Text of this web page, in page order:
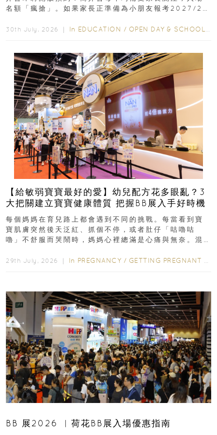
名額「瘋搶」。如果家長正準備為小朋友報考2027/28
30th July, 2026 ｜ In EDUCATION / OPEN DAY & SCHOOL EVENTS
【給敏弱寶寶最好的愛】幼兒配方花多眼亂？3
大把關建立寶寶健康體質 把握BB展入手好時機
每個媽媽在育兒路上都會遇到不同的挑戰。每當看到寶
寶肌膚突然後天泛紅、抓個不停，或者肚仔「咕嚕咕
嚕」不舒服而哭鬧時，媽媽心裡總滿是心痛與無奈。混
29th July, 2026 ｜ In PREGNANCY / GETTING PREGNANT
BB 展2026 ︳荷花BB展入場優惠指南